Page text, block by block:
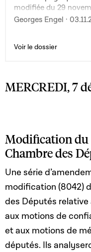
modifiée du 29
la structure
Georges Engel ·
Voir le dossier
MERCREDI, 7
Modification du
Chambre des
Une série
modification (8042)
des Députés
aux motions de
et aux motions de
députés. Ils